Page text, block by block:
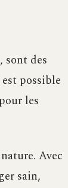
sont des
possible
les
Avec
sain,